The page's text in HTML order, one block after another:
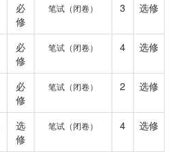
必
修
笔试（闭卷） 3 选修
必
修
笔试（闭卷） 4 选修
必
修
笔试（闭卷） 2 选修
选
修
笔试（闭卷） 4 选修